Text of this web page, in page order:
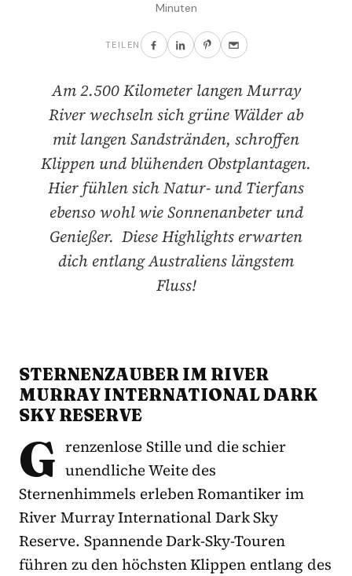
Minuten
TEILEN
Am 2.500 Kilometer langen Murray
River wechseln sich grüne Wälder ab
mit langen Sandstränden, schroffen
Klippen und blühenden Obstplantagen.
Hier fühlen sich Natur- und Tierfans
ebenso wohl wie Sonnenanbeter und
Genießer. Diese Highlights erwarten
dich entlang Australiens längstem
Fluss!
STERNENZAUBER IM RIVER
MURRAY INTERNATIONAL DARK
SKY RESERVE
G renzenlose Stille und die schier
unendliche Weite des
Sternenhimmels erleben Romantiker im
River Murray International Dark Sky
Reserve. Spannende Dark-Sky-Touren
führen zu den höchsten Klippen entlang des